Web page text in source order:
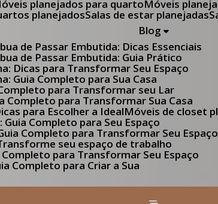
Móveis planejados para quarto Móveis
planejados Salas de estar planejadas
Blog
de Passar Embutida: Dicas Essenciais
de Passar Embutida: Guia Prático
Dicas para Transformar Seu Espaço
Guia Completo para Sua Casa
para Transformar seu Lar
Completo para Transformar Sua Casa
para Escolher a Ideal Móveis de closet
Guia Completo para Seu Espaço
Completo para Transformar Seu Espaço
seu espaço de trabalho
Completo para Transformar Seu Espaço
Completo para Criar a Sua